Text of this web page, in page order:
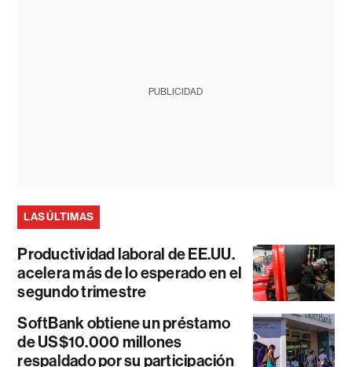
PUBLICIDAD
LAS ÚLTIMAS
Productividad laboral de EE.UU.
acelera más de lo esperado en el
segundo trimestre
SoftBank obtiene un préstamo
de US$10.000 millones
respaldado por su participación